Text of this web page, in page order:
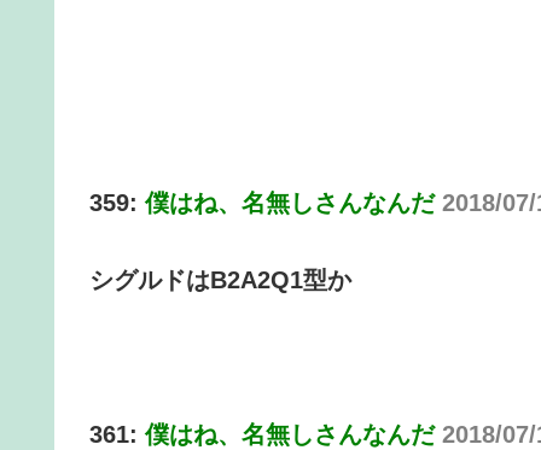
359:僕はね、名無しさんなんだ 2018/
シグルドはB2A2Q1型か
361:僕はね、名無しさんなんだ 2018/